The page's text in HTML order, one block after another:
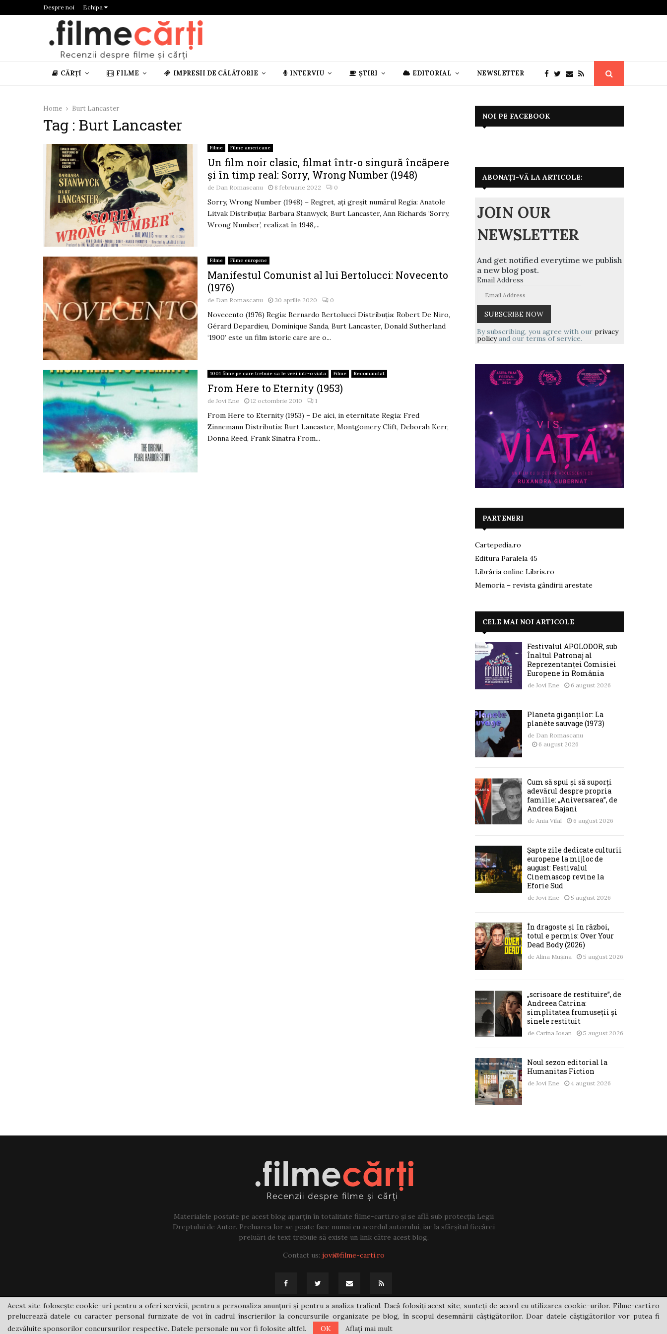
Despre noi Echipa
CĂRȚI FILME IMPRESII DE CĂLĂTORIE INTERVIU ȘTIRI EDITORIAL NEWSLETTER
Home Burt Lancaster
Tag : Burt Lancaster
Filme Filme americane
Un film noir clasic, filmat într-o singură încăpere
și în timp real: Sorry, Wrong Number (1948)
de Dan Romascanu 8 februarie 2022 0
Sorry, Wrong Number (1948) – Regret, aţi greşit numărul Regia: Anatole
Litvak Distribuția: Barbara Stanwyck, Burt Lancaster, Ann Richards ‘Sorry,
Wrong Number’, realizat în 1948,...
Filme Filme europene
Manifestul Comunist al lui Bertolucci: Novecento
(1976)
de Dan Romascanu 30 aprilie 2020 0
Novecento (1976) Regia: Bernardo Bertolucci Distribuția: Robert De Niro,
Gérard Depardieu, Dominique Sanda, Burt Lancaster, Donald Sutherland
‘1900’ este un film istoric care are o...
1001 filme pe care trebuie sa le vezi intr-o viata Filme Recomandat
From Here to Eternity (1953)
de Jovi Ene 12 octombrie 2010 1
From Here to Eternity (1953) – De aici, in eternitate Regia: Fred
Zinnemann Distributia: Burt Lancaster, Montgomery Clift, Deborah Kerr,
Donna Reed, Frank Sinatra From...
NOI PE FACEBOOK
ABONAȚI-VĂ LA ARTICOLE:
JOIN OUR
NEWSLETTER
And get notified everytime we publish
a new blog post.
Email Address
By subscribing, you agree with our privacy
policyand our terms of service.
PARTENERI
Cartepedia.ro
Editura Paralela 45
Librăria online Libris.ro
Memoria – revista gândirii arestate
CELE MAI NOI ARTICOLE
Festivalul APOLODOR, sub
Înaltul Patronaj al
Reprezentanței Comisiei
Europene în România
de Jovi Ene 6 august 2026
Planeta giganților: La
planète sauvage (1973)
de Dan Romascanu
6 august 2026
Cum să spui și să suporți
adevărul despre propria
familie: „Aniversarea”, de
Andrea Bajani
de Ania Vilal 6 august 2026
Șapte zile dedicate culturii
europene la mijloc de
august: Festivalul
Cinemascop revine la
Eforie Sud
de Jovi Ene 5 august 2026
În dragoste și în război,
totul e permis: Over Your
Dead Body (2026)
de Alina Mușina 5 august 2026
„scrisoare de restituire”, de
Andreea Catrina:
simplitatea frumuseții și
sinele restituit
de Carina Josan 5 august 2026
Noul sezon editorial la
Humanitas Fiction
de Jovi Ene 4 august 2026
Materialele postate pe acest blog aparțin în totalitate filme-carti.ro și se află sub protecția Legii
Dreptului de Autor. Preluarea lor se poate face numai cu acordul autorului, iar la sfârșitul fiecărei
preluări de text trebuie să existe un link către acest blog.
Contact us: jovi@filme-carti.ro
@2021 - filme-carti.ro
Acest site folosește cookie-uri pentru a oferi servicii, pentru a personaliza anunțuri și pentru a analiza traficul. Dacă folosiți acest site, sunteți de acord cu utilizarea cookie-urilor. Filme-carti.ro
prelucrează datele cu caracter personal furnizate de voi în cadrul înscrierilor la concursurile organizate pe blog, în scopul desemnării câștigătorilor. Doar datele câștigătorilor vor putea fi
dezvăluite sponsorilor concursurilor respective. Datele personale nu vor fi folosite altfel.
OK Aflați mai mult